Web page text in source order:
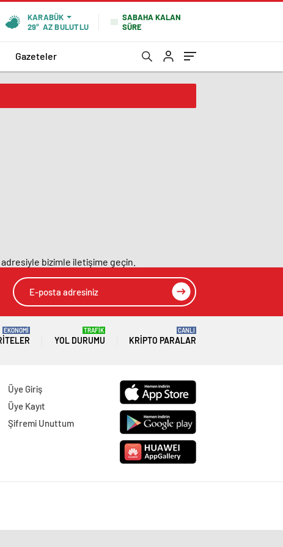
KARABÜK
29° AZ BULUTLU
SABAHA KALAN
SÜRE
Gazeteler
adresiyle bizimle iletişime geçin.
EKONOMİ
YOL DURUMU
TRAFİK
KRIPTO PARALAR
CANLI
Üye Giriş
Üye Kayıt
Şifremi Unuttum